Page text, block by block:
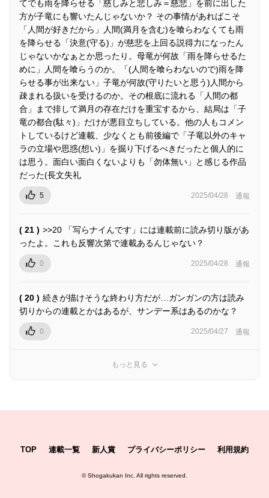
てでも雨を降らせる「慈しみと悲しみ＝慈悲」を前に出した
方が子竜にも響いたんじゃないか？ その事情があればこそ
「人間が好きだから」人間(満月を含む)を喰らわなくても雨
を降らせる「決意(守る)」が慈悲を上回る説得力になったん
じゃないかなぁとか思ったり。母竜が何故「雨を降らせるた
めに」人間を喰らうのか。「(人間を喰らわないので)雨を降
らせる事が出来ない」子竜が何故(守りたいと思う)人間から
疎まれる扱いを受けるのか。その根底に流れる「人間の都
合」まで排して満月の存在だけを重宝するから、結局は「子
竜の都合(駄々)」だけが悪目立ちしている。他の人もコメン
トしているけど連載、少なくとも前後編で「子竜以外のキャ
ラの立場や思惑(想い)」を掘り下げるべきだったと個人的に
は思う。面白い面白くないよりも「勿体無い」と感じる作品
だった(長文失礼
5 2025/04/28 通報
( 21 ) >>20 「写らナイんです」には連載前に読み切り版があ
ったよ。これも反響次第で連載あるんじゃない？
0 2025/04/28 通報
( 20 ) 続きが描けそうな終わり方だが…ガンガンの方は読み
切りからの連載とかはあるが、サンデー系はあるのかな？
0 2025/04/27 通報
もっと見る
TOP 連載一覧 新人賞 プライバシーポリシー 利用規約
©Shogakukan Inc. All rights reserved.